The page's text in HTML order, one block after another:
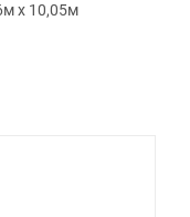
х 10,05м